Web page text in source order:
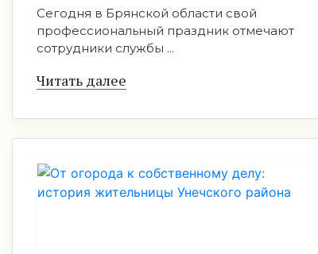
Сегодня в Брянской области свой
профессиональный праздник отмечают
сотрудники службы ...
Читать далее